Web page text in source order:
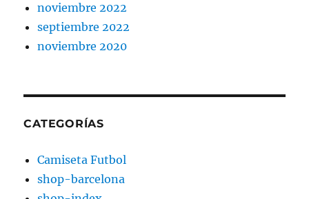
noviembre 2022
septiembre 2022
noviembre 2020
CATEGORÍAS
Camiseta Futbol
shop-barcelona